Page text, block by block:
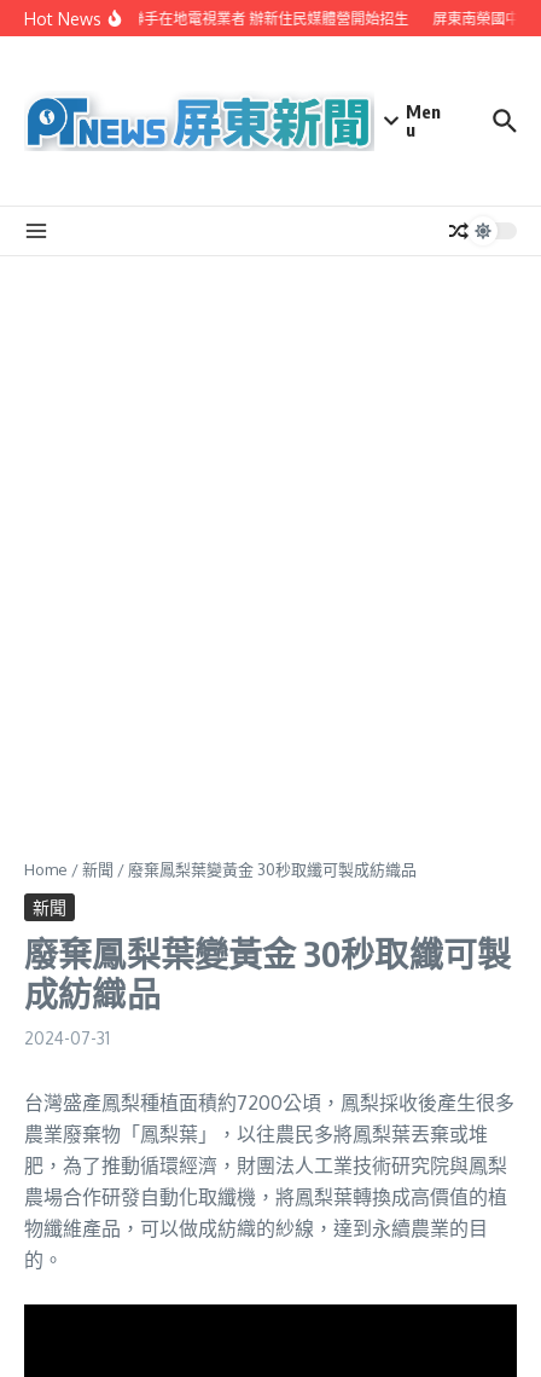
Skip to content
Hot News屏縣府聯手在地電視業者 辦新住民媒體營開始招生 屏東南榮國中赴
Men
u
Home /新聞 / 廢棄鳳梨葉變黃金 30秒取纖可製成紡織品
新聞
廢棄鳳梨葉變黃金 30秒取纖可製
成紡織品
2024-07-31
台灣盛產鳳梨種植面積約7200公頃，鳳梨採收後產生很多
農業廢棄物「鳳梨葉」，以往農民多將鳳梨葉丟棄或堆
肥，為了推動循環經濟，財團法人工業技術研究院與鳳梨
農場合作研發自動化取纖機，將鳳梨葉轉換成高價值的植
物纖維產品，可以做成紡織的紗線，達到永續農業的目
的。